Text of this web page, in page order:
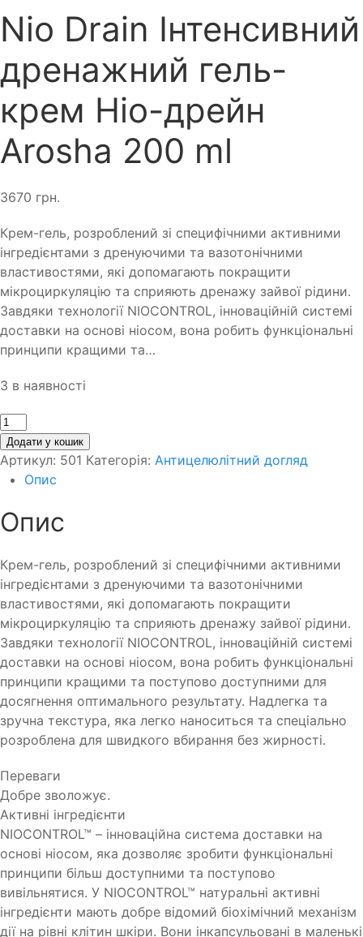
Nio Drain Інтенсивний
дренажний гель-
крем Ніо-дрейн
Arosha 200 ml
3670 грн.
Крем-гель, розроблений зі специфічними активними
інгредієнтами з дренуючими та вазотонічними
властивостями, які допомагають покращити
мікроциркуляцію та сприяють дренажу зайвої рідини.
Завдяки технології NIOCONTROL, інноваційній системі
доставки на основі ніосом, вона робить функціональні
принципи кращими та…
3 в наявності
Кількість
Додати у кошик
Артикул: 501 Категорія: Антицелюлітний догляд
Опис
Опис
Крем-гель, розроблений зі специфічними активними
інгредієнтами з дренуючими та вазотонічними
властивостями, які допомагають покращити
мікроциркуляцію та сприяють дренажу зайвої рідини.
Завдяки технології NIOCONTROL, інноваційній системі
доставки на основі ніосом, вона робить функціональні
принципи кращими та поступово доступними для
досягнення оптимального результату. Надлегка та
зручна текстура, яка легко наноситься та спеціально
розроблена для швидкого вбирання без жирності.
Переваги
Добре зволожує.
Активні інгредієнти
NIOCONTROL™ – інноваційна система доставки на
основі ніосом, яка дозволяє зробити функціональні
принципи більш доступними та поступово
вивільнятися. У NIOCONTROL™ натуральні активні
інгредієнти мають добре відомий біохімічний механізм
дії на рівні клітин шкіри. Вони інкапсульовані в маленькі